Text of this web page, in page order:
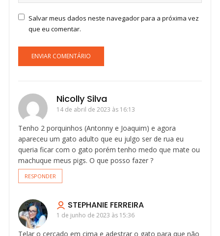
Salvar meus dados neste navegador para a próxima vez
que eu comentar.
Nicolly Silva
14 de abril de 2023 às 16:13
Tenho 2 porquinhos (Antonny e Joaquim) e agora
apareceu um gato adulto que eu julgo ser de rua eu
queria ficar com o gato porém tenho medo que mate ou
machuque meus pigs. O que posso fazer ?
RESPONDER
STEPHANIE FERREIRA
1 de junho de 2023 às 15:36
Telar o cercado em cima e adestrar o gato para que não